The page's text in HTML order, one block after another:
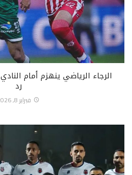
الرجاء الرياضي ينهزم أمام
رد
فبراير 8, 2026